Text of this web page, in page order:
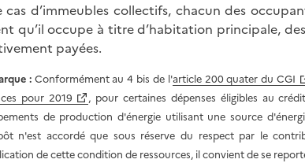
cas d’immeubles collectifs, chacun des
qu’il occupe à titre d’habitation principale,
payées.
:Conformément au 4 bis de l'article 200 quater du CGI
pour 2019
, pour certaines dépenses éligibles au
de production d'énergie utilisant une source
n'est accordé que sous réserve du respect par le
de cette condition de ressources, il convient de se